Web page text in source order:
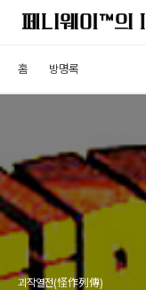
홈 방명록
괴작열전(怪作列傳)